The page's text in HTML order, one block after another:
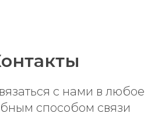
с нами в любое
способом связи